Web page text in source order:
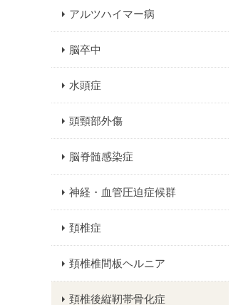
アルツハイマー病
脳卒中
水頭症
頭頸部外傷
脳脊髄感染症
神経・血管圧迫症候群
頚椎症
頚椎椎間板ヘルニア
頚椎後縦靭帯骨化症